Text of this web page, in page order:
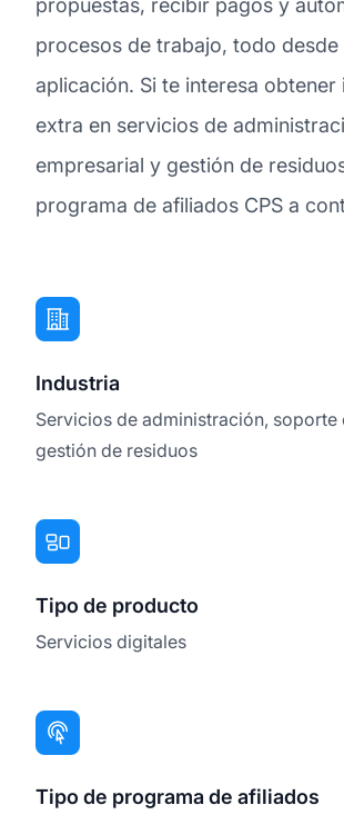
propuestas, recibir pagos y
procesos de trabajo, todo desde
aplicación. Si te interesa obtener
extra en servicios de
empresarial y gestión de
programa de afiliados CPS a
Industria
Servicios de administración, soporte
gestión de residuos
Tipo de producto
Servicios digitales
Tipo de programa de afiliados